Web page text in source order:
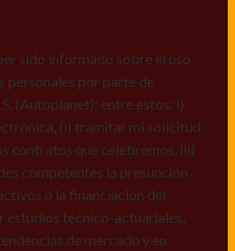
sido informado sobre el uso
personales por parte de
(Autoplanet); entre estos: i)
(i) tramitar mi solicitud
contratos que celebremos, iii)
competentes la presunción
o la financiación del
técnico-actuariales,
de mercado y en